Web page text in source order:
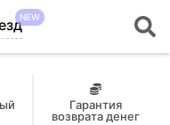
NEW
Гарантия
возврата денег